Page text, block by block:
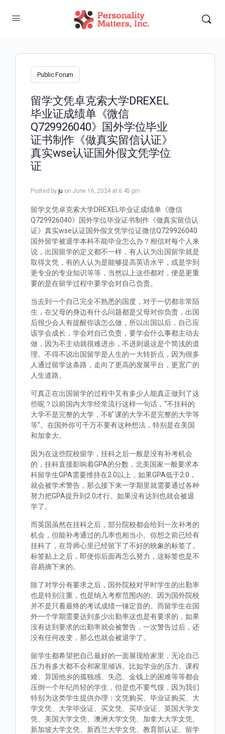
Public Forum
留学文凭卓克索大学DREXEL
毕业证成绩单《微信
Q729926040》国外学位毕业
证书制作《做真实留信认证》
真实wse认证国外假文凭学位
证
Posted by ju on June 16, 2024 at 6:45 pm
留学文凭卓克索大学DREXEL毕业证成绩单《微信
Q729926040》国外学位毕业证书制作《做真实留信认
证》真实wse认证国外假文凭学位证微信Q729926040
国外留学被退学本科不能毕业怎么办？相信对每个人来
说，出国留学的定义都不一样，有人认为出国留学就是
取得文凭，有的人认为是能够提高英语水平，或是学到
更专业的专业知识等等，当然以上这些都对，便是更重
要的是在留学过程中要学会对自己负责。
当去到一个自己完全不熟悉的国度，对于一切都非常陌
生，在父母的身边有什么问题都是父母对你负责，出国
后很少会人有提醒你该怎么做，所以出国以后，自己应
该学会成长，学会对自己负责，要学会什么事都主动去
做，因为不主动就很难进步，不进则退这是个简浅的道
理。不得不说出国留学是人生的一大转折点，因为很多
人通过留学这条路，走向了更高的发展平台，更宽广的
人生道路。
可真正在出国留学的过程中又有多少人能真正做到了这
些呢？以前国内大学经常流行这样一句话，“不挂科的
大学不是完整的大学，不旷课的大学不是完整的大学等
等”。在国外你可千万不要有这种想法，特别是在美国
和加拿大。
因为在这些院校留学，挂科之后一般是没有补考机会
的，挂科直接影响着GPA的分数，北美国家一般要求本
科留学生GPA需要维持在2.0以上，如果GPA低于2.0，
就会被学术警告，那么接下来一学期里就需要通过各种
努力把GPA提升到2.0才行。如果没有达到也就会被退
学了。
而英国虽然在挂科之后，部分院校都会给到一次补考的
机会，但能补考通过的几率也相当小。你想之前已经有
挂科了，在导师心里已经留下了不好的映象的标签了。
标签贴上之后，即使你后面再怎么努力，这标签也是不
容易摘下来的。
除了对学分有要求之后，国外院校对平时学生的出勤率
也是特别注重，也是纳入考察范围内的。因为国外院校
并不是只看最终的考试成绩一锤定音的。而留学生在国
外一个学期需要达到多少出勤率这也是有要求的，如果
没有达到要求的出勤率就会被警告，一次警告过后，还
没有任何改变，那么也就会被退学了。
留学生都希望把自己最好的一面展现给家里，无论自己
压力有多大都不会和家里倾诉。比如学业的压力、课程
难、异国他乡的孤独感、失恋、金钱上的困难等等都会
压倒一个年纪尚轻的学生，但是也不要气馁，因为我们
特别为这类学生提供办理：文凭购买、毕业证购买、大
学文凭、大学毕业证、买文凭、买毕业证、英国大学文
凭、美国大学文凭、澳洲大学文凭、加拿大大学文凭、
新加坡大学文凭、新西兰大学文凭、教育部认证、留学